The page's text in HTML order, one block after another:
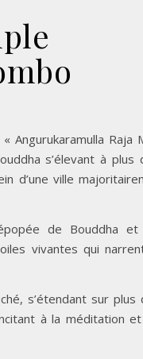
Raja
s’élevant à plus
d’une ville
de Bouddha
vivantes qui
s’étendant sur plus
à la méditation